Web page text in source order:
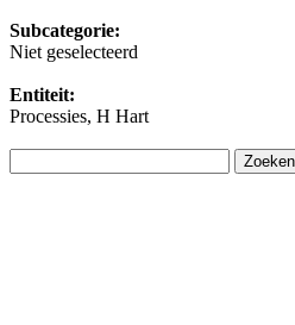
Subcategorie:
Niet geselecteerd
Entiteit:
Processies, H Hart